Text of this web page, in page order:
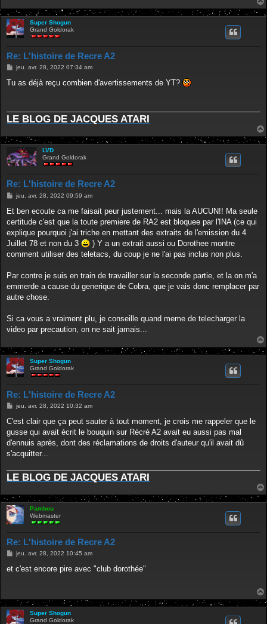
Super Shogun
Grand Goldorak
Re: L'histoire de Recre A2
M
s
jeu. avr. 28, 2022 07:34 am
Tu as déjà reçu combien d'avertissements de YT?
LE BLOG DE JACQUES ATARI
LVD
Grand Goldorak
Re: L'histoire de Recre A2
M
s
a
g
e
jeu. avr. 28, 2022 09:59 am
Et ben ecoute ca me faisait peur justement... mais la AUCUN!! Ma seule
certitude c'est que la toute premiere de RA2 est bloquee par l'INA (ce qui
explique pourquoi j'ai triche en mettant des extraits de l'emission du 4
Juillet 78 et non du 3
) Y a un extrait aussi ou Dorothee montre
comment utiliser des teletacs, du coup je ne l'ai pas inclus non plus.
Par contre je suis en train de travailler sur la seconde partie, et la on m'a
emmerde a cause du generique de Cobra, que je vais donc remplacer par
autre chose.
Si ca vous a vraiment plu, je conseille quand meme de telecharger la
video par precaution, on ne sait jamais...
Super Shogun
Grand Goldorak
Re: L'histoire de Recre A2
M
s
a
g
jeu. avr. 28, 2022 10:32 am
C'est clair que ça peut sauter à tout moment, je crois me rappeler que le
gusse qui avait écrit le bouquin sur Récré A2 avait eu aussi pas mal
d'ennuis après, dont des réclamations de droits d'auteur qu'il avait dû
s'acquitter...
LE BLOG DE JACQUES ATARI
Pambou
Webmaster
Re: L'histoire de Recre A2
M
s
jeu. avr. 28, 2022 10:45 am
et c'est encore pire avec "club dorothée"
Super Shogun
Grand Goldorak